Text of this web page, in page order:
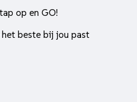
op en GO!
beste bij jou past